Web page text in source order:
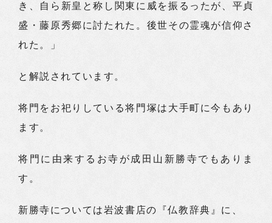
き、自ら新皇と称し関東に威を振るったが、平貞
盛・藤原秀郷に討たれた。後世その霊魂が信仰さ
れた。」
と解説されています。
将門をお祀りしている将門塚は大手町に今もあり
ます。
将門に由来するお寺が成田山新勝寺でもありま
す。
新勝寺については岩波書店の『仏教辞典』に、